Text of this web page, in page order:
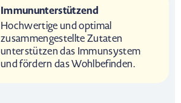
Immununterstützend
Hochwertige und optimal
zusammengestellte Zutaten
unterstützen das Immunsystem
und fördern das Wohlbefinden.